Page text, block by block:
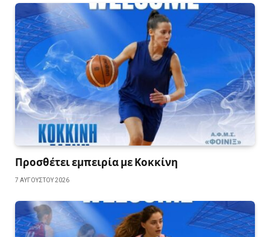
Προσθέτει εμπειρία με Κοκκίνη
7 ΑΥΓΟΎΣΤΟΥ 2026